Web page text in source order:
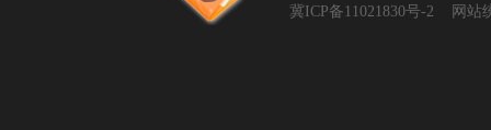
冀ICP备11021830号-2
网站